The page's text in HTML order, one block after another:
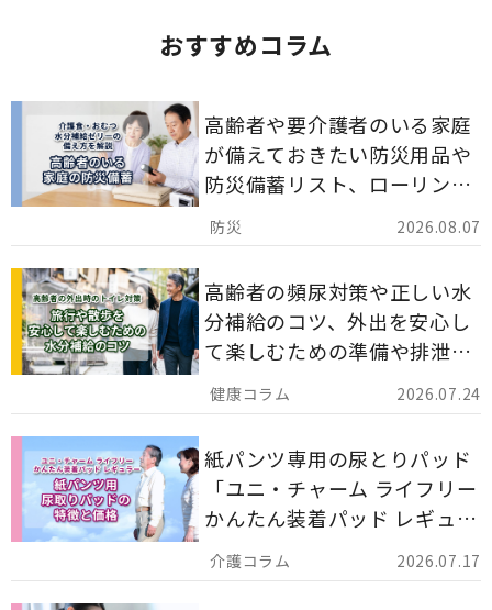
おすすめコラム
2026.08.07
高齢者や要介護者のいる家庭
が備えておきたい防災用品や
防災備蓄リスト、ローリング
ストックのポイントについて
解説します。
2026.07.24
高齢者の頻尿対策や正しい水
分補給のコツ、外出を安心し
て楽しむための準備や排泄ケ
ア用品の選び方を解説しま
す。
2026.07.17
紙パンツ専用の尿とりパッド
「ユニ・チャーム ライフリー
かんたん装着パッド レギュラ
ー 計162枚」について解説し
ます。